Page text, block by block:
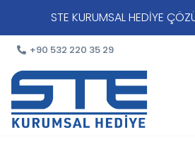
STE KURUMSAL HEDİYE
+90 532 220 35 29